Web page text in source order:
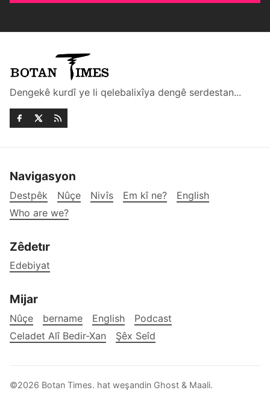
Dengekê kurdî ye li qelebalixîya dengê serdestan...
Navigasyon
Destpêk Nûçe Nivîs Em kî ne?
English
Who are we?
Zêdetır
Edebiyat
Mijar
Nûçe bername English
Podcast
Celadet Alî Bedir-Xan
Şêx Seîd
©2026 Botan Times. hat weşandin Ghost & Maali.